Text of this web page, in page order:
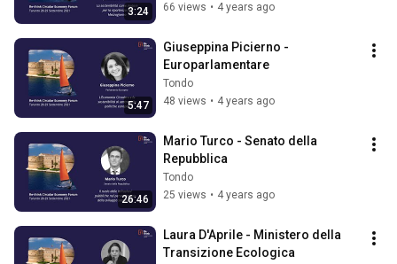
3:24
66 views • 4 years ago
5:47
Giuseppina Picierno -
Europarlamentare
Tondo
48 views • 4 years ago
26:46
Mario Turco - Senato della
Repubblica
Tondo
25 views • 4 years ago
Laura D'Aprile - Ministero della
Transizione Ecologica